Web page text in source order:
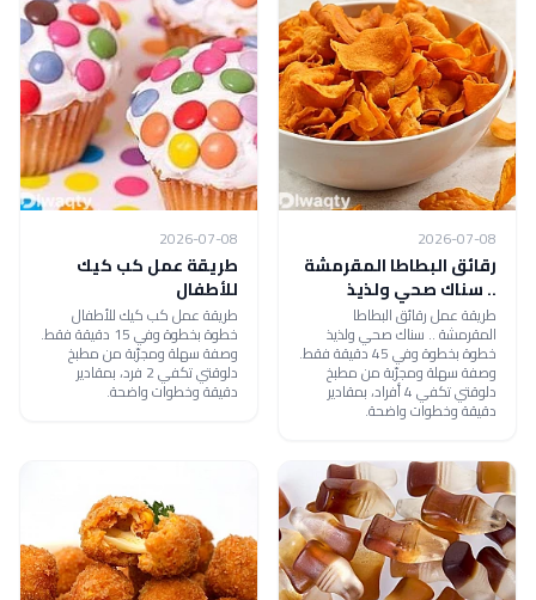
2026-07-08
رقائق البطاطا المقرمشة
.. سناك صحي ولذيذ
طريقة عمل رقائق البطاطا
المقرمشة .. سناك صحي ولذيذ
خطوة بخطوة وفي 45 دقيقة فقط.
وصفة سهلة ومجرّبة من مطبخ
دلوقتي تكفي 4 أفراد، بمقادير
دقيقة وخطوات واضحة.
2026-07-08
طريقة عمل كب كيك
للأطفال
طريقة عمل كب كيك للأطفال
خطوة بخطوة وفي 15 دقيقة فقط.
وصفة سهلة ومجرّبة من مطبخ
دلوقتي تكفي 2 فرد، بمقادير
دقيقة وخطوات واضحة.